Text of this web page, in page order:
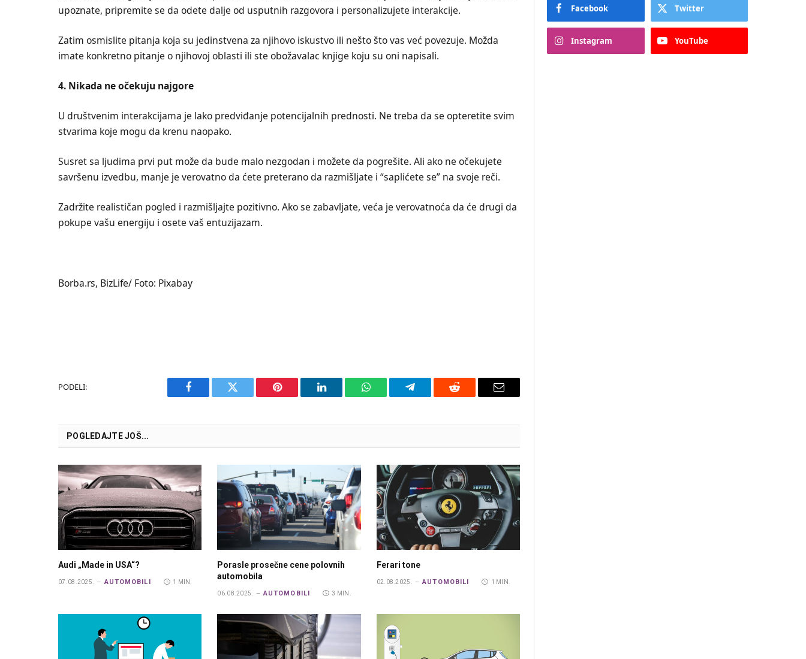
upoznate, pripremite se da odete dalje od usputnih razgovora i personalizujete interakcije.
Zatim osmislite pitanja koja su jedinstvena za njihovo iskustvo ili nešto što vas već povezuje. Možda
imate konkretno pitanje o njihovoj oblasti ili ste obožavalac knjige koju su oni napisali.
4. Nikada ne očekuju najgore
U društvenim interakcijama je lako predviđanje potencijalnih prednosti. Ne treba da se opteretite svim
stvarima koje mogu da krenu naopako.
Susret sa ljudima prvi put može da bude malo nezgodan i možete da pogrešite. Ali ako ne očekujete
savršenu izvedbu, manje je verovatno da ćete preterano da razmišljate i “saplićete se” na svoje reči.
Zadržite realističan pogled i razmišljajte pozitivno. Ako se zabavljate, veća je verovatnoća da će drugi da
pokupe vašu energiju i osete vaš entuzijazam.
Borba.rs, BizLife/ Foto: Pixabay
PODELI:
Facebook Twitter Pinterest LinkedIn WhatsAppTelegram Reddit Email
POGLEDAJTE JOŠ...
Audi „Made in USA“?
07.08.2025. AUTOMOBILI 1 MIN.
Porasle prosečne cene polovnih
automobila
06.08.2025. AUTOMOBILI 3 MIN.
Ferari tone
02.08.2025. AUTOMOBILI 1 MIN.
Facebook Twitter
Instagram YouTube